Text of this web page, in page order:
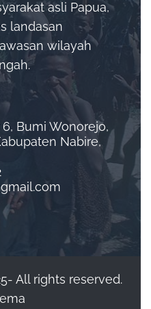
asli Papua,
landasan
wilayah
Bumi Wonorejo,
Nabire,
All rights reserved.